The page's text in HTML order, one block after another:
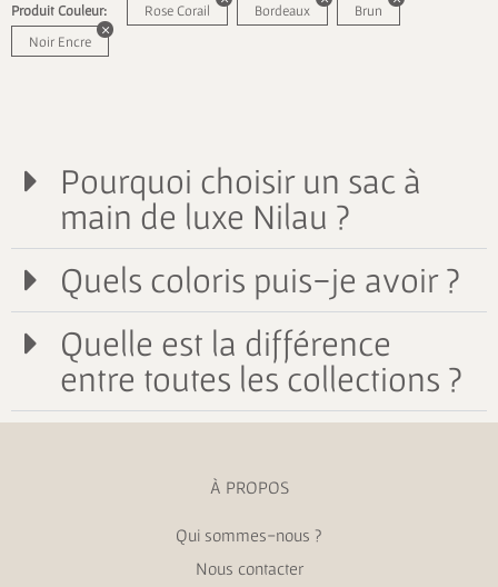
Produit Couleur: Rose Corail Bordeaux
Brun
Noir Encre
Pourquoi choisir un sac à
main de luxe Nilau ?
Quels coloris puis-je avoir ?
Quelle est la différence
entre toutes les collections ?
À PROPOS
Qui sommes-nous ?
Nous contacter